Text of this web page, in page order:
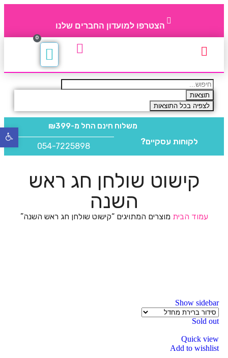
הצטרפו למועדון החברים שלנו
0
תוצאות
לצפיה בכל התוצאות
משלוח חינם החל מ-₪399
לקוחות עסקיים? 054-7225898
קישוט שולחן חג ראש
השנה
עמוד הביתמוצרים המתויגים “קישוט שולחן חג ראש השנה”
Show sidebar
Sold out
Quick view
Add to wishlist
פתח